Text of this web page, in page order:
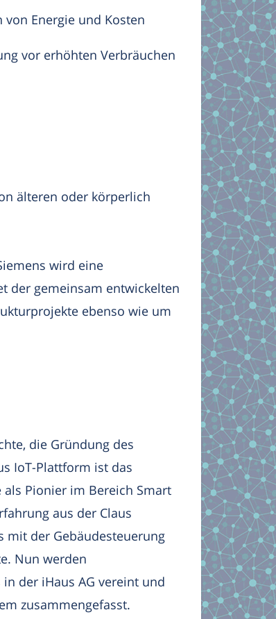
von Energie und Kosten
vor erhöhten Verbräuchen
älteren oder körperlich
wird eine
der gemeinsam entwickelten
ebenso wie um
die Gründung des
IoT-Plattform ist das
Pionier im Bereich Smart
aus der Claus
mit der Gebäudesteuerung
Nun werden
der iHaus AG vereint und
zusammengefasst.